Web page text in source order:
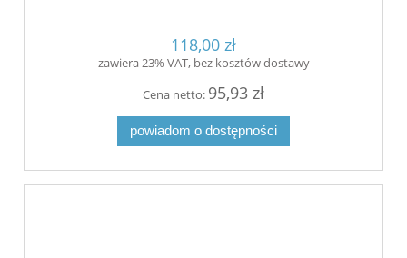
118,00 zł
zawiera 23% VAT, bez kosztów dostawy
Cena netto: 95,93 zł
powiadom o dostępności